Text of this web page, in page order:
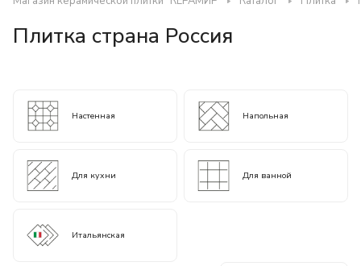
Плитка страна Россия
Настенная Напольная
Для кухни Для ванной
Итальянская